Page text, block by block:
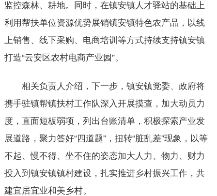
监控森林、耕地。同时，在镇安镇人才驿站的基础上
利用帮扶单位资源优势展销镇安镇特色农产品，以线
上销售、线下采购、电商培训等方式持续支持镇安镇
打造“云安区农村电商产业园”。
相关负责人介绍，下一步，镇安镇党委、政府将
携手驻镇帮镇扶村工作队深入开展摸查，加大动员力
度，直面短板弱项，列出台账清单，积极探索产业发
展道路，聚力答好“四道题”，扭转“脏乱差”现象，以等
不起、慢不得、坐不住的姿态加大人力、物力、财力
投入到镇安镇镇村建设，扎实推进乡村振兴工作，共
建宜居宜业和美乡村。